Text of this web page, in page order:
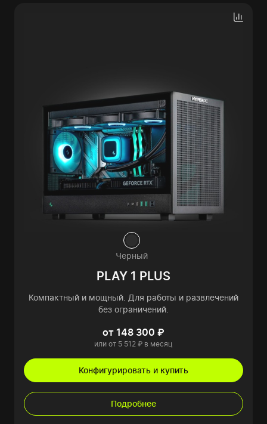
Черный
PLAY 1 PLUS
Компактный и мощный. Для работы и развлечений
без ограничений.
от 148 300 ₽
или от 5 512 ₽ в месяц
Конфигурировать и купить
Подробнее